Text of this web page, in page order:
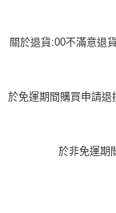
關於退貨:00不滿意退
於免運期間購買申請
於非免運期